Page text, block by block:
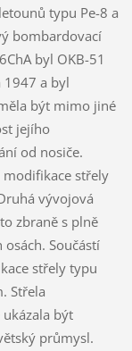
typu Pe-8 a
bombardovací
byl OKB-51
1947 a byl
být mimo jiné
jejího
od nosiče.
střely
vývojová
zbraně s plně
Součástí
střely typu
Střela
být
průmysl.